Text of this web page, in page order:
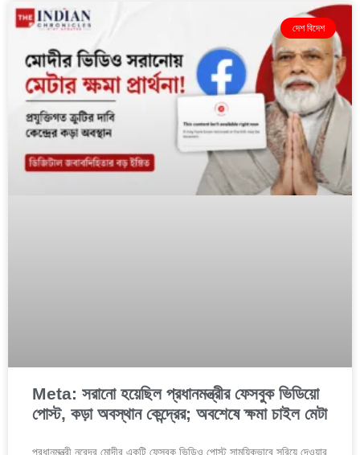
দেশ বিদেশ
Meta: সরানো হয়েছিল প্রধানমন্ত্রীর ফেসবুক ভিডিয়ো
পোস্ট, কড়া অবস্থান কেন্দ্রের; অবশেষে ক্ষমা চাইল মেটা
প্রধানমন্ত্রী নরেন্দ্র মোদীর একটি ফেসবুক ভিডিও পোস্ট সাময়িকভাবে সরিয়ে দেওয়ার